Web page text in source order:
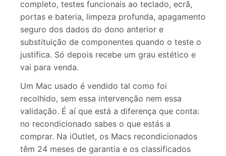
completo, testes funcionais ao teclado, ecrã,
portas e bateria, limpeza profunda, apagamento
seguro dos dados do dono anterior e
substituição de componentes quando o teste o
justifica. Só depois recebe um grau estético e
vai para venda.
Um Mac usado é vendido tal como foi
recolhido, sem essa intervenção nem essa
validação. É aí que está a diferença que conta:
no recondicionado sabes o que estás a
comprar. Na iOutlet, os Macs recondicionados
têm 24 meses de garantia e os classificados